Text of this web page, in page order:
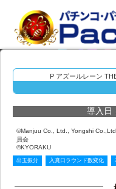
P アズールレーン
導入日
©Manjuu Co., Ltd., Yongshi
員会
©KYORAKU
出玉振分 入賞口ラウンド数変化